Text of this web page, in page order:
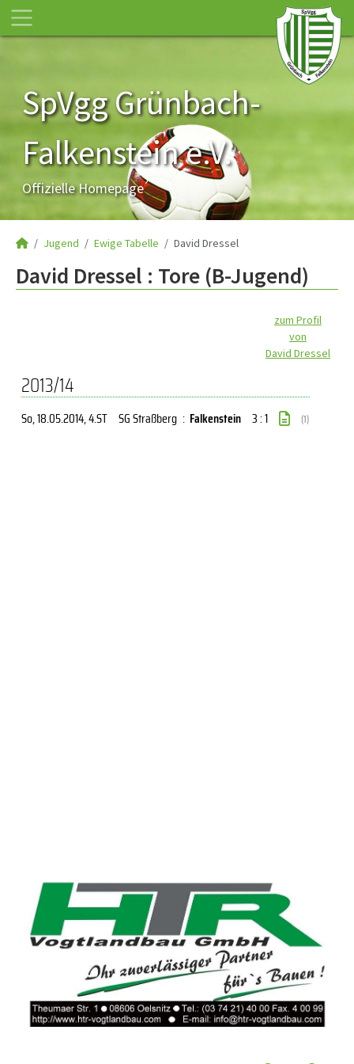
SpVgg Grünbach-
Falkenstein e.V.
Offizielle Homepage
Jugend Ewige Tabelle David Dressel
David Dressel : Tore (B-Jugend)
zum Profil
von
David Dressel
2013/14
So, 18.05.2014, 4.ST SG Straßberg : Falkenstein 3 : 1 (1)